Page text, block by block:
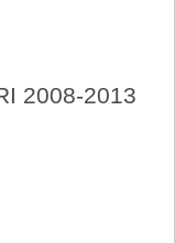
2008-2013